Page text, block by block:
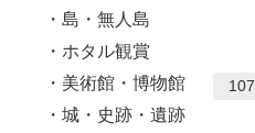
島・無人島
ホタル観賞
美術館・博物館 107
城・史跡・遺跡